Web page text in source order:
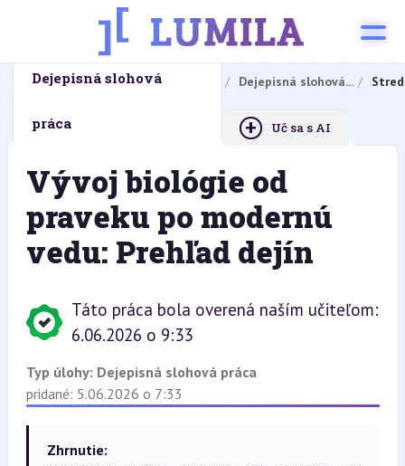
Domovská stránka Domáce úlohy Dejepisná slohová...
Dejepisná slohová
práca + Uč sa s AI
Vývoj biológie od
praveku po modernú
vedu: Prehľad dejín
Táto práca bola overená naším učiteľom:
6.06.2026 o 9:33
Typ úlohy: Dejepisná slohová práca
pridané: 5.06.2026 o 7:33
Zhrnutie: